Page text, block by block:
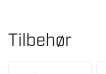
Tilbehør